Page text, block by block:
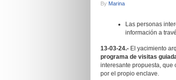
By Marina
Las personas
información a
13-03-24.- El yacimiento
programa de visitas
interesante propuesta, que
por el propio enclave.